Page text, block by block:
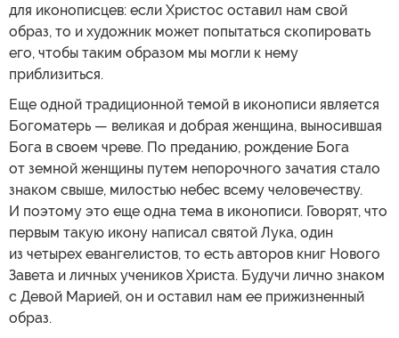
для иконописцев: если Христос оставил нам свой
образ, то и художник может попытаться скопировать
его, чтобы таким образом мы могли к нему
приблизиться.
Еще одной традиционной темой в иконописи является
Богоматерь — великая и добрая женщина, выносившая
Бога в своем чреве. По преданию, рождение Бога
от земной женщины путем непорочного зачатия стало
знаком свыше, милостью небес всему человечеству.
И поэтому это еще одна тема в иконописи. Говорят, что
первым такую икону написал святой Лука, один
из четырех евангелистов, то есть авторов книг Нового
Завета и личных учеников Христа. Будучи лично знаком
с Девой Марией, он и оставил нам ее прижизненный
образ.